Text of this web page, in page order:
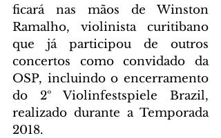
ficará nas mãos de Winston
Ramalho, violinista curitibano
que já participou de outros
concertos como convidado da
OSP, incluindo o encerramento
do 2º Violinfestspiele Brazil,
realizado durante a Temporada
2018.